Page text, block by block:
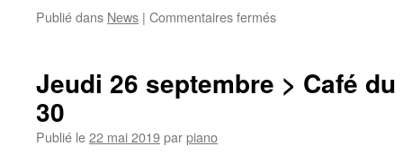
Publié dans News | Commentaires ferméssur
Jeudi 26 septembre > Café
30
Publié le22 mai 2019parpiano